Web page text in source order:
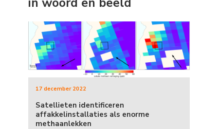
17 december 2022
Satellieten identificeren
affakkelinstallaties als enorme
methaanlekken